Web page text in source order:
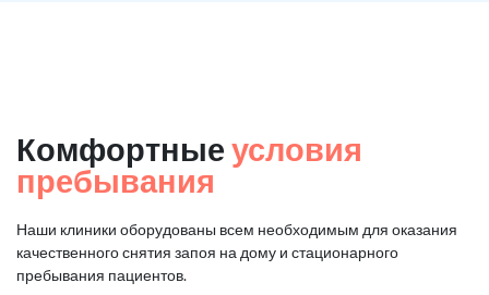
Комфортные условия
пребывания
Наши клиники оборудованы всем необходимым для оказания
качественного снятия запоя на дому и стационарного
пребывания пациентов.